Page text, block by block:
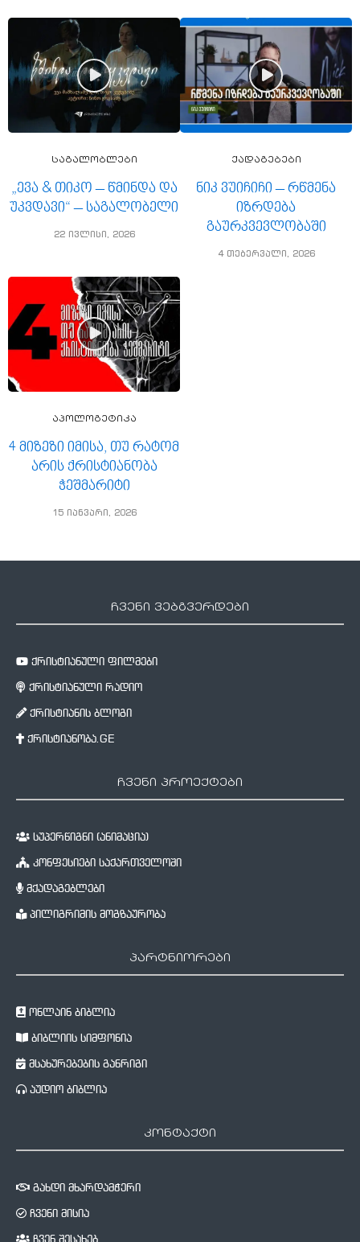
საგალობლები
„ევა & თიკო – წმინდა და
უკვდავი“ – საგალობელი
22 ივლისი, 2026
ქადაგებები
ნიკ ვუიჩიჩი – რწმენა
იზრდება
გაურკვევლობაში
4 თებერვალი, 2026
აპოლოგეტიკა
4 მიზეზი იმისა, თუ რატომ
არის ქრისტიანობა
ჭეშმარიტი
15 იანვარი, 2026
ჩვენი ვებგვერდები
ქრისტიანული ფილმები
ქრისტიანული რადიო
ქრისტიანის ბლოგი
ქრისტიანობა.GE
ჩვენი პროექტები
სუპერწიგნი (ანიმაცია)
კონფესიები საქართველოში
მქადაგებლები
პილიგრიმის მოგზაურობა
პარტნიორები
ონლაინ ბიბლია
ბიბლიის სიმფონია
მსახურებების განრიგი
აუდიო ბიბლია
კონტაქტი
გახდი მხარდამჭერი
ჩვენი მისია
ჩვენ შესახებ